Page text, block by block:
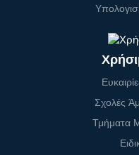
Σχολές
Τμήματα